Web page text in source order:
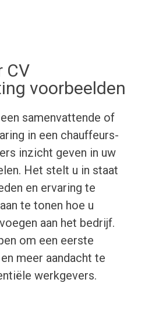
CV
voorbeelden
samenvattende of
in een chauffeurs-
inzicht geven in uw
Het stelt u in staat
en ervaring te
te tonen hoe u
aan het bedrijf.
om een ​​eerste
meer aandacht te
werkgevers.